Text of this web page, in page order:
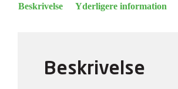
Beskrivelse Yderligere information
Beskrivelse